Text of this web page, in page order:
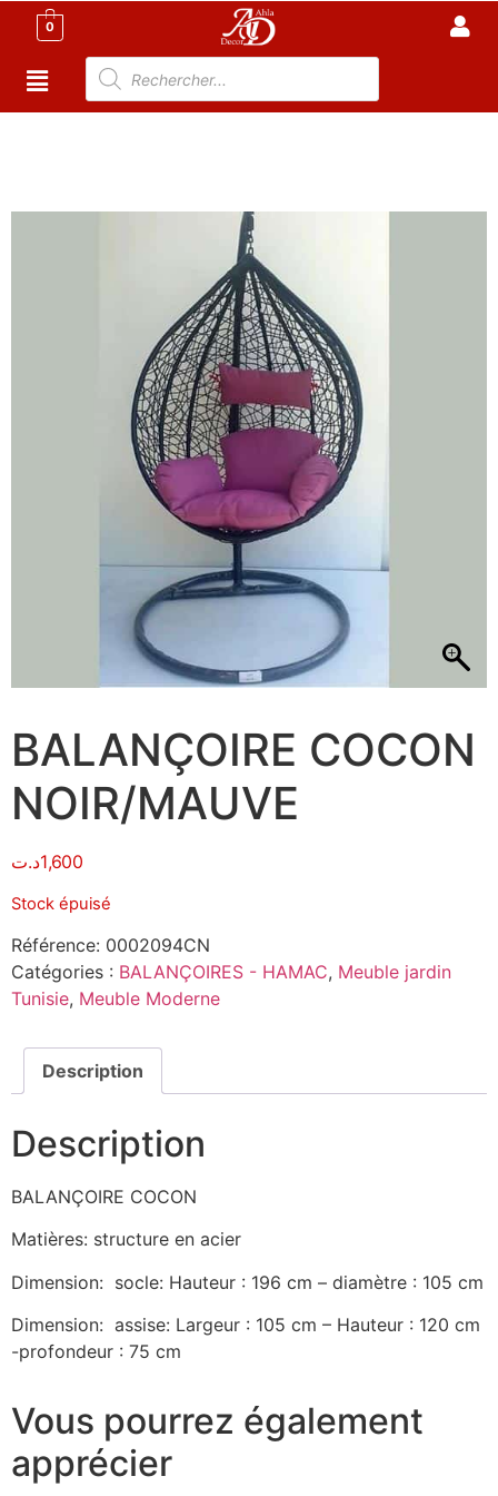
0
BALANÇOIRE COCON
NOIR/MAUVE
1,600د.ت
Stock épuisé
Référence: 0002094CN
Catégories : BALANÇOIRES - HAMAC, Meuble jardin
Tunisie, Meuble Moderne
Description
Description
BALANÇOIRE COCON
Matières: structure en acier
Dimension: socle: Hauteur : 196 cm – diamètre : 105 cm
Dimension: assise: Largeur : 105 cm – Hauteur : 120 cm
-profondeur : 75 cm
Vous pourrez également
apprécier